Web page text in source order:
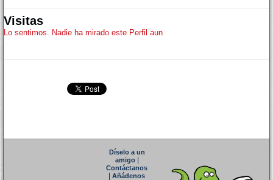
Visitas
Lo sentimos. Nadie ha mirado este Perfil aun
Díselo a un
amigo|
Contáctanos
Añádenos